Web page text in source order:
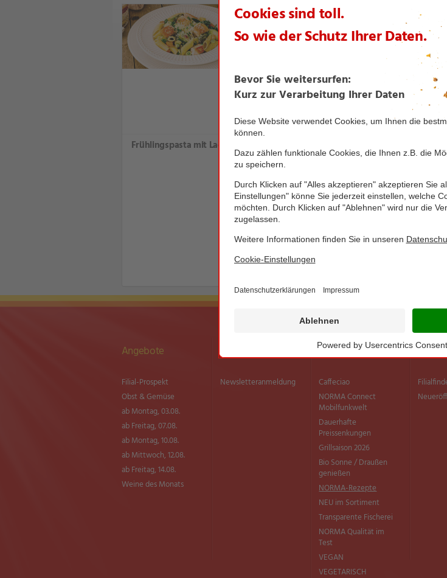
Frühlingspasta mit Lachs
Angebote
Filial-Prospekt
Obst & Gemüse
ab Montag, 03.08.
ab Freitag, 07.08.
ab Montag, 10.08.
ab Mittwoch, 12.08.
ab Freitag, 14.08.
Weine des Monats
Newsletter
Newsletter­anmeldung
Sortiment
Caffeciao
NORMA Connect
Mobilfunkwelt
Dauerhafte
Preissenkungen
Grillsaison 2026
Bio Sonne / Draußen
genießen
NORMA-Rezepte
NEU im Sortiment
Transparente Fischerei
NORMA Qualität im
Test
VEGAN
VEGETARISCH
Filialen